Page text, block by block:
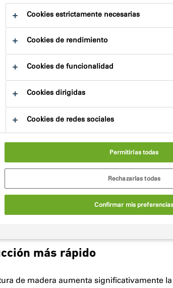
estructura de madera ha sido durante
naciones de todo el mundo, debido a su
en día es un material en auge.
más de cerca las ventajas de construir con
más rápido
de madera aumenta significativamente
Cookies estrictamente necesarias
Cookies de rendimiento
Cookies de funcionalidad
Cookies dirigidas
Cookies de redes sociales
Permitirlas todas
Rechazarlas todas
Confirmar mis preferencias